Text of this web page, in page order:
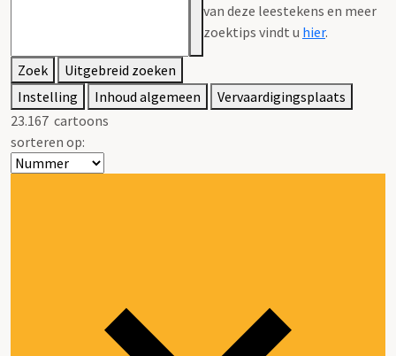
van deze leestekens en meer
zoektips vindt u hier.
Zoek
Uitgebreid zoeken
Instelling
Inhoud algemeen
Vervaardigingsplaats
23.167 cartoons
sorteren op: